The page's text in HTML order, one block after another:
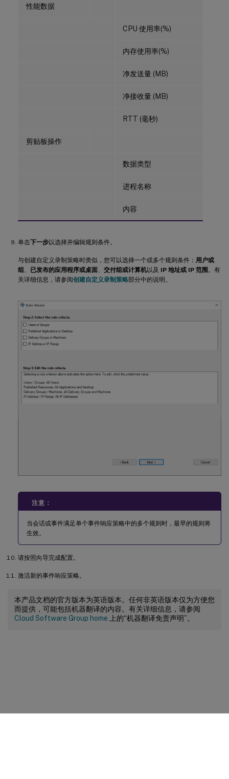
性能数据
CPU 使用率(%)
内存使用率(%)
净发送量 (MB)
净接收量 (MB)
RTT (毫秒)
剪贴板操作
数据类型
进程名称
内容
单击下一步以选择并编辑规则条件。
与创建自定义录制策略时类似，您可以选择一个或多个规则条件： 用户或
组
已发布的应用程序或桌面 交付组或计算机以及 IP 地址或 IP 范围 。有
关详细信息，请参阅创建自定义录制策略部分中的说明。
注意：
当会话或事件满足单个事件响应策略中的多个规则时，最早的规则将
生效。
请按照向导完成配置。
激活新的事件响应策略。
本产品文档的官方版本为英语版本。任何非英语版本仅为方便您
而提供，可能包括机器翻译的内容。有关详细信息，请参阅
Cloud Software Group home 上的“机器翻译免责声明”。